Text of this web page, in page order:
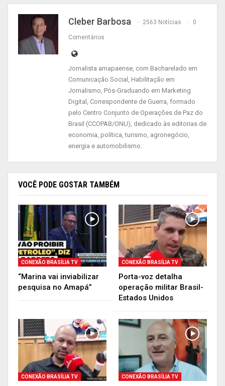
Cleber Barbosa 2563 Notícias 0
Comentários
Jornalista amapaense, com Bacharelado em
Comunicação Social, Habilitação em
Jornalismo, Pós-Graduando em Marketing
Digital, Correspondente de Guerra, formado
pelo Centro Conjunto de Operações de Paz do
Brasil (CCOPAB/ONU), dedicado às editorias de
economia, política, turismo, agronegócio,
energia e automobilismo.
VOCÊ PODE GOSTAR TAMBÉM
CONEXÃO BRASÍLIA TV
“Marina vai inviabilizar
pesquisa no Amapá”
CONEXÃO BRASÍLIA TV
Porta-voz detalha
operação militar Brasil-
Estados Unidos
CONEXÃO BRASÍLIA TV CONEXÃO BRASÍLIA TV